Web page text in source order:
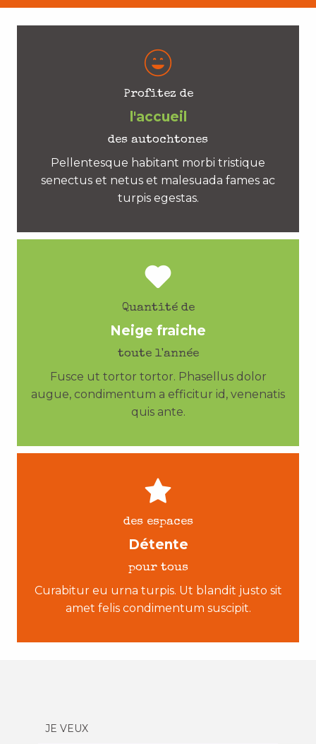
Profitez de
l'accueil
des autochtones
Pellentesque habitant morbi tristique
senectus et netus et malesuada fames ac
turpis egestas.
Quantité de
Neige fraiche
toute l'année
Fusce ut tortor tortor. Phasellus dolor
augue, condimentum a efficitur id, venenatis
quis ante.
des espaces
Détente
pour tous
Curabitur eu urna turpis. Ut blandit justo sit
amet felis condimentum suscipit.
JE VEUX